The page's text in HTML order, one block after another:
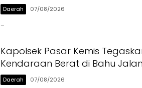
Daerah 07/08/2026
…
Kapolsek Pasar Kemis
Kendaraan Berat di Bahu
Daerah 07/08/2026